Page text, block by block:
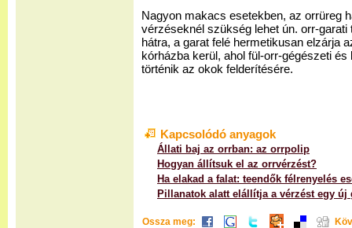
Nagyon makacs esetekben, az orrüreg
vérzéseknél szükség lehet ún. orr-
hátra, a garat felé hermetikusan elzárja
kórházba kerül, ahol fül-orr-gégészeti
történik az okok felderítésére.
Kapcsolódó anyagok
Állati baj az orrban: az orrpolip
Hogyan állítsuk el az orrvérzést?
Ha elakad a falat: teendők félrenyelés
Pillanatok alatt elállítja a vérzést egy új
Ossza meg: